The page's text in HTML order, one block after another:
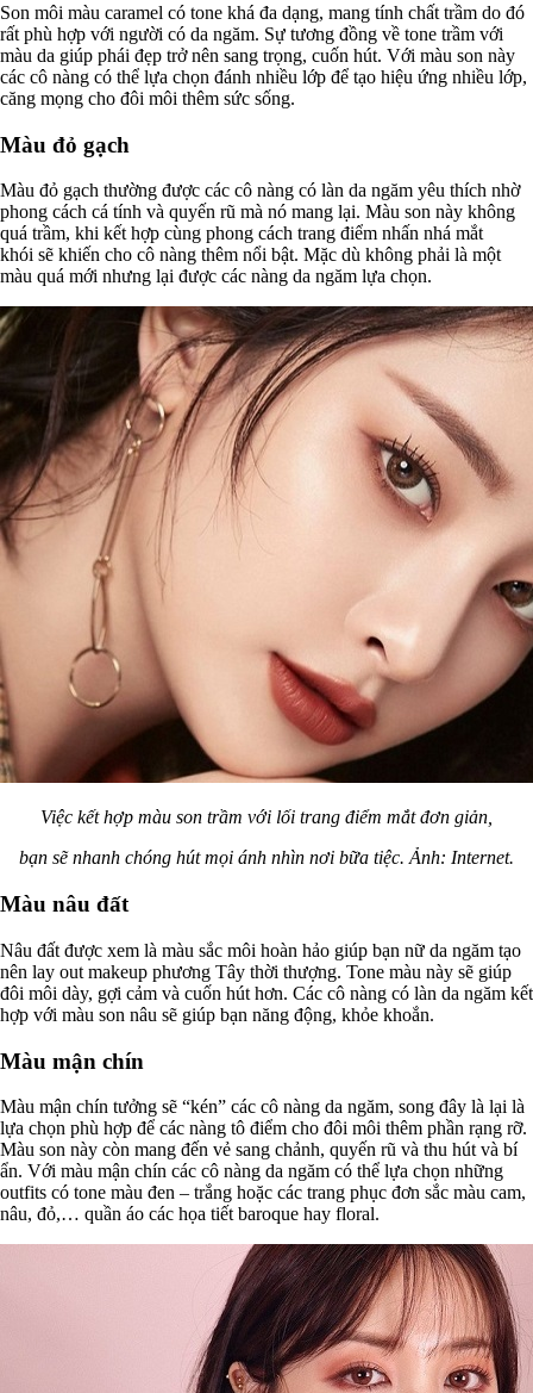
Son môi màu caramel có tone khá đa dạng, mang tính chất trầm do đó
rất phù hợp với người có da ngăm. Sự tương đồng về tone trầm với
màu da giúp phái đẹp trở nên sang trọng, cuốn hút. Với màu son này
các cô nàng có thể lựa chọn đánh nhiều lớp để tạo hiệu ứng nhiều lớp,
căng mọng cho đôi môi thêm sức sống.
Màu đỏ gạch
Màu đỏ gạch thường được các cô nàng có làn da ngăm yêu thích nhờ
phong cách cá tính và quyến rũ mà nó mang lại. Màu son này không
quá trầm, khi kết hợp cùng phong cách trang điểm nhấn nhá mắt
khói sẽ khiến cho cô nàng thêm nổi bật. Mặc dù không phải là một
màu quá mới nhưng lại được các nàng da ngăm lựa chọn.
Việc kết hợp màu son trầm với lối trang điểm mắt đơn giản,
bạn sẽ nhanh chóng hút mọi ánh nhìn nơi bữa tiệc. Ảnh: Internet.
Màu nâu đất
Nâu đất được xem là màu sắc môi hoàn hảo giúp bạn nữ da ngăm tạo
nên lay out makeup phương Tây thời thượng. Tone màu này sẽ giúp
đôi môi dày, gợi cảm và cuốn hút hơn. Các cô nàng có làn da ngăm kết
hợp với màu son nâu sẽ giúp bạn năng động, khỏe khoắn.
Màu mận chín
Màu mận chín tưởng sẽ “kén” các cô nàng da ngăm, song đây là lại là
lựa chọn phù hợp để các nàng tô điểm cho đôi môi thêm phần rạng rỡ.
Màu son này còn mang đến vẻ sang chảnh, quyến rũ và thu hút và bí
ẩn. Với màu mận chín các cô nàng da ngăm có thể lựa chọn những
outfits có tone màu đen – trắng hoặc các trang phục đơn sắc màu cam,
nâu, đỏ,… quần áo các họa tiết baroque hay floral.